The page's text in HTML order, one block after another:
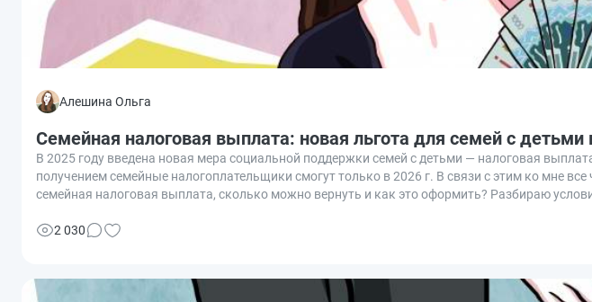
Алешина Ольга
Семейная налоговая выплата: новая льгота для семей с детьми
В 2025 году введена новая мера социальной поддержки семей с детьми — налоговая
получением семейные налогоплательщики смогут только в 2026 г. В связи с этим ко мне
семейная налоговая выплата, сколько можно вернуть и как это оформить? Разбираю
2 030